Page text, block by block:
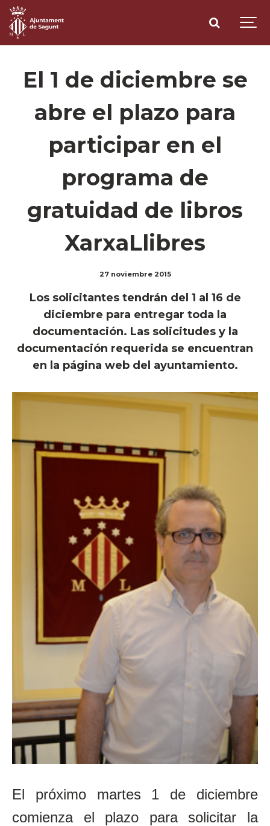
El 1 de diciembre se
abre el plazo para
participar en el
programa de
gratuidad de libros
XarxaLlibres
27 noviembre 2015
Los solicitantes tendrán del 1 al 16 de
diciembre para entregar toda la
documentación. Las solicitudes y la
documentación requerida se encuentran
en la página web del ayuntamiento.
El próximo martes 1 de diciembre
comienza el plazo para solicitar la